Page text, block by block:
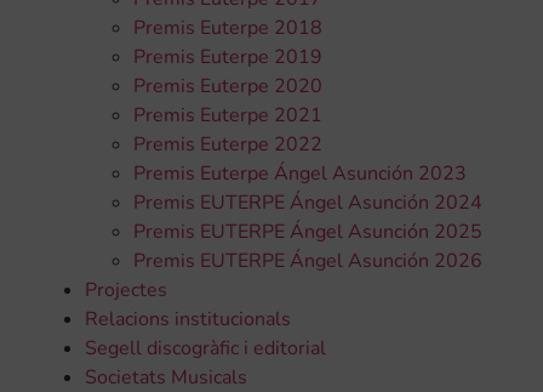
Premis Euterpe 2018
Premis Euterpe 2019
Premis Euterpe 2020
Premis Euterpe 2021
Premis Euterpe 2022
Premis Euterpe Ángel Asunción 2023
Premis EUTERPE Ángel Asunción 2024
Premis EUTERPE Ángel Asunción 2025
Premis EUTERPE Ángel Asunción 2026
Projectes
Relacions institucionals
Segell discogràfic i editorial
Societats Musicals